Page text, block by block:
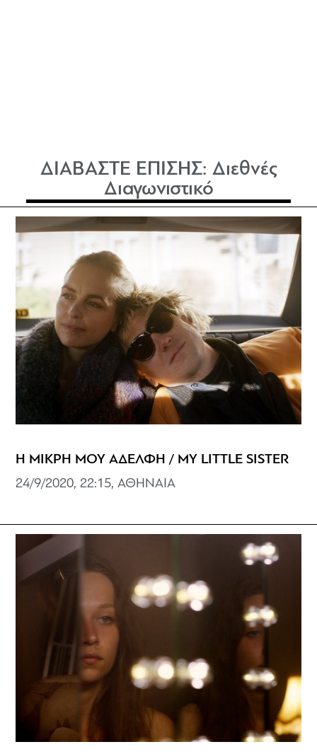
ΔΙΑΒΑΣΤΕ ΕΠΙΣΗΣ: Διεθνές
Διαγωνιστικό
Η ΜΙΚΡΗ ΜΟΥ ΑΔΕΛΦΗ / MY LITTLE SISTER
24/9/2020, 22:15, ΑΘΗΝΑΙΑ